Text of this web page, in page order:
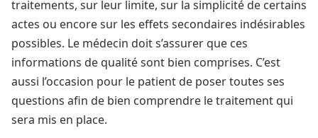
traitements, sur leur limite, sur la simplicité de certains
actes ou encore sur les effets secondaires indésirables
possibles. Le médecin doit s’assurer que ces
informations de qualité sont bien comprises. C’est
aussi l’occasion pour le patient de poser toutes ses
questions afin de bien comprendre le traitement qui
sera mis en place.